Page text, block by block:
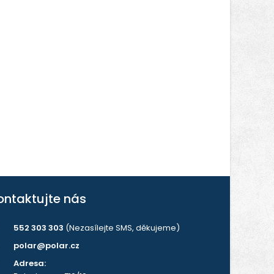
nás
552 303 303 (Nezasílejte SMS, děkujeme)
polar@polar.cz
Adresa: